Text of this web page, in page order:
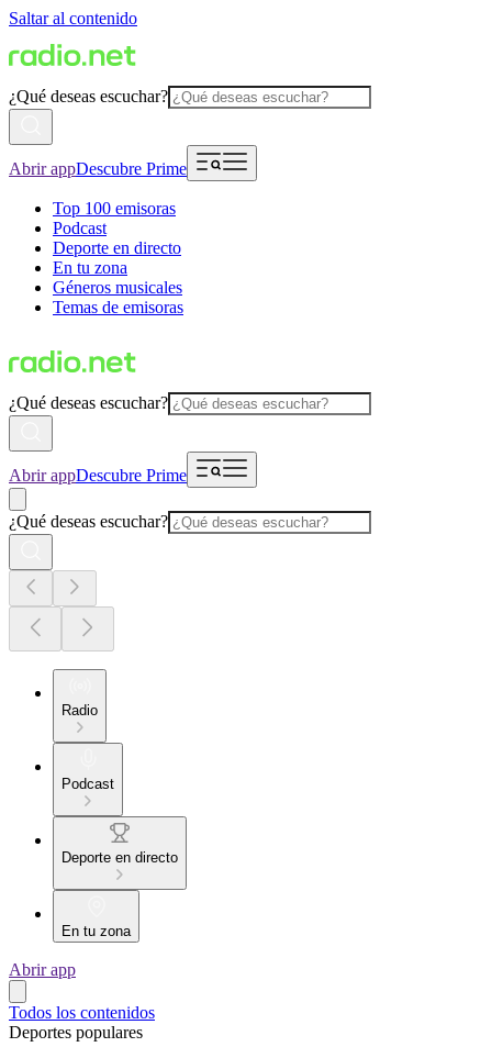
Saltar al contenido
¿Qué deseas escuchar?
Abrir appDescubre Prime
Top 100 emisoras
Podcast
Deporte en directo
En tu zona
Géneros musicales
Temas de emisoras
¿Qué deseas escuchar?
Abrir appDescubre Prime
¿Qué deseas escuchar?
Radio
Podcast
Deporte en directo
En tu zona
Abrir app
Todos los contenidos
Deportes populares